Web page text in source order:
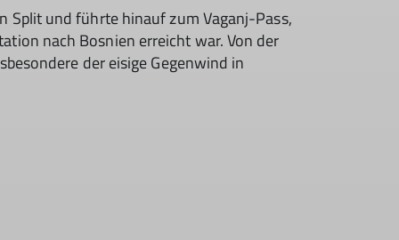
Split und führte hinauf zum Vaganj-Pass,
nach Bosnien erreicht war. Von der
der eisige Gegenwind in